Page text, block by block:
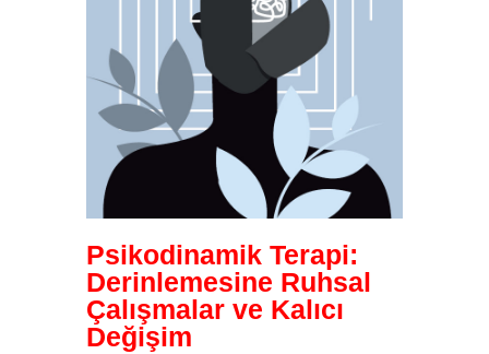
Psikodinamik Terapi:
Derinlemesine Ruhsal
Çalışmalar ve Kalıcı
Değişim